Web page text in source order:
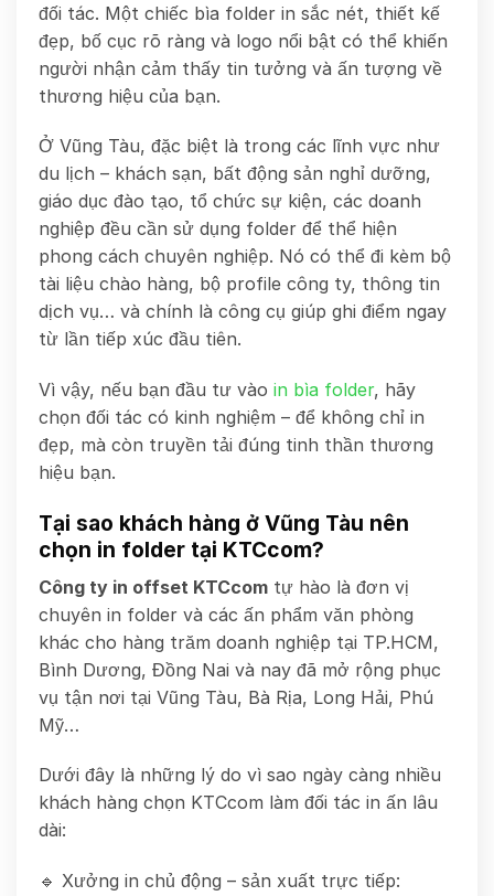
đối tác. Một chiếc bìa folder in sắc nét, thiết kế
đẹp, bố cục rõ ràng và logo nổi bật có thể khiến
người nhận cảm thấy tin tưởng và ấn tượng về
thương hiệu của bạn.
Ở Vũng Tàu, đặc biệt là trong các lĩnh vực như
du lịch – khách sạn, bất động sản nghỉ dưỡng,
giáo dục đào tạo, tổ chức sự kiện, các doanh
nghiệp đều cần sử dụng folder để thể hiện
phong cách chuyên nghiệp. Nó có thể đi kèm bộ
tài liệu chào hàng, bộ profile công ty, thông tin
dịch vụ… và chính là công cụ giúp ghi điểm ngay
từ lần tiếp xúc đầu tiên.
Vì vậy, nếu bạn đầu tư vào in bìa folder, hãy
chọn đối tác có kinh nghiệm – để không chỉ in
đẹp, mà còn truyền tải đúng tinh thần thương
hiệu bạn.
Tại sao khách hàng ở Vũng Tàu nên
chọn in folder tại KTCcom?
Công ty in offset KTCcom tự hào là đơn vị
chuyên in folder và các ấn phẩm văn phòng
khác cho hàng trăm doanh nghiệp tại TP.HCM,
Bình Dương, Đồng Nai và nay đã mở rộng phục
vụ tận nơi tại Vũng Tàu, Bà Rịa, Long Hải, Phú
Mỹ…
Dưới đây là những lý do vì sao ngày càng nhiều
khách hàng chọn KTCcom làm đối tác in ấn lâu
dài:
🔹 Xưởng in chủ động – sản xuất trực tiếp: